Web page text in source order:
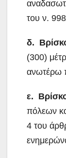
του ν.
δ.
(300)
ανωτέρω
ε.
πόλεων
4 του